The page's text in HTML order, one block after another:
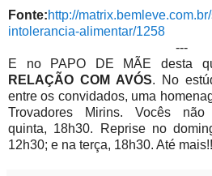
Fonte:http://
intolerancia-alimentar/1258
---
E no PAPO DE MÃE desta
RELAÇÃO COM AVÓS. No
entre os convidados, uma
Trovadores Mirins. Vocês
quinta, 18h30. Reprise no
12h30; e na terça, 18h30. Até